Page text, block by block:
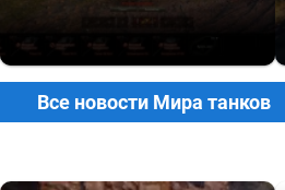
Все новости Мира танков